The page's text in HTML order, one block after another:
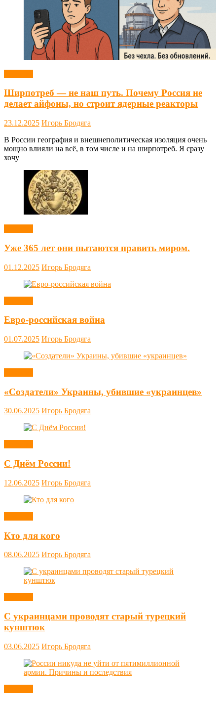
Ширпотреб — не наш путь. Почему Россия не
делает айфоны, но строит ядерные реакторы
23.12.2025 Игорь Бродяга
В России география и внешнеполитическая изоляция очень
мощно влияли на всё, в том числе и на ширпотреб. Я сразу
хочу
Уже 365 лет они пытаются править миром.
01.12.2025 Игорь Бродяга
Евро-российская война
01.07.2025 Игорь Бродяга
«Создатели» Украины, убившие «украинцев»
30.06.2025 Игорь Бродяга
С Днём России!
12.06.2025 Игорь Бродяга
Кто для кого
08.06.2025 Игорь Бродяга
С украинцами проводят старый турецкий
кунштюк
03.06.2025 Игорь Бродяга